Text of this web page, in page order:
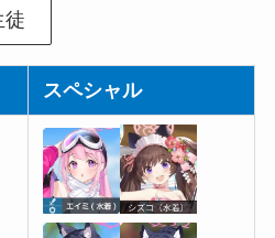
徒
スペシャル